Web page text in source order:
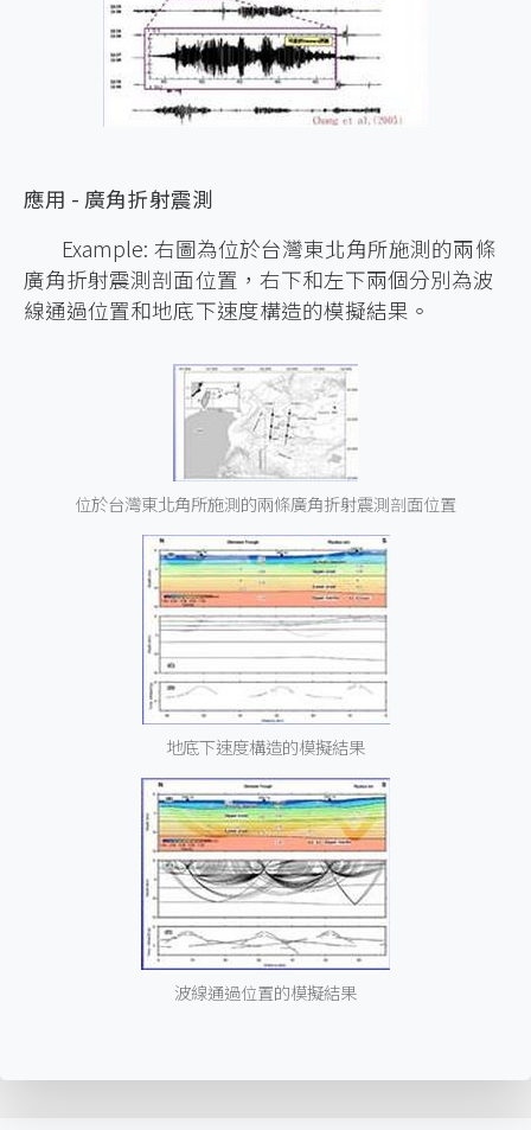
應用 - 廣角折射震測
Example: 右圖為位於台灣東北角所施測的兩條
廣角折射震測剖面位置，右下和左下兩個分別為波
線通過位置和地底下速度構造的模擬結果。
位於台灣東北角所施測的兩條廣角折射震測剖面位置
地底下速度構造的模擬結果
波線通過位置的模擬結果